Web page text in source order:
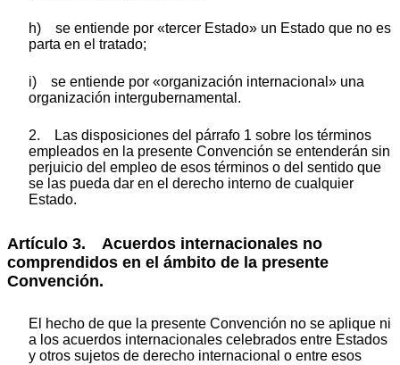
h) se entiende por «tercer Estado» un Estado que no es
parta en el tratado;
i) se entiende por «organización internacional» una
organización intergubernamental.
2. Las disposiciones del párrafo 1 sobre los términos
empleados en la presente Convención se entenderán sin
perjuicio del empleo de esos términos o del sentido que
se las pueda dar en el derecho interno de cualquier
Estado.
Artículo 3. Acuerdos internacionales no
comprendidos en el ámbito de la presente
Convención.
El hecho de que la presente Convención no se aplique ni
a los acuerdos internacionales celebrados entre Estados
y otros sujetos de derecho internacional o entre esos